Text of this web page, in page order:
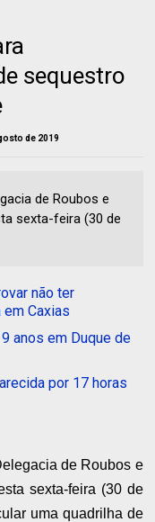
sequestro
de 2019
de Roubos e
sexta-feira (30 de
não ter
Caxias
anos em Duque de
por 17 horas
de Roubos e
sexta-feira (30 de
uma quadrilha de